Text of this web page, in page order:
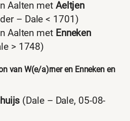
Aalten met Aeltjen
– Dale < 1701)
Aalten met Enneken
> 1748)
van W(e/a)rner en Enneken en
(Dale – Dale, 05-08-